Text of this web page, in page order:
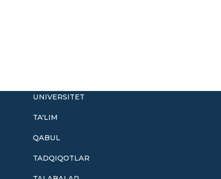
UNIVERSITET
TA'LIM
QABUL
TADQIQOTLAR